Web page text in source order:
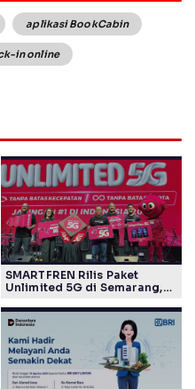
aplikasi BookCabin
in online
SMARTFREN Rilis Paket
Unlimited 5G di Semarang,